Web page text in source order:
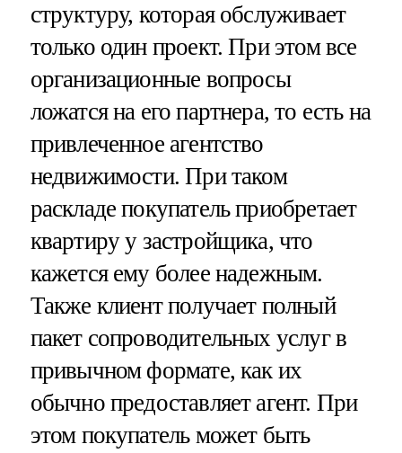
структуру, которая обслуживает
только один проект. При этом все
организационные вопросы
ложатся на его партнера, то есть на
привлеченное агентство
недвижимости. При таком
раскладе покупатель приобретает
квартиру у застройщика, что
кажется ему более надежным.
Также клиент получает полный
пакет сопроводительных услуг в
привычном формате, как их
обычно предоставляет агент. При
этом покупатель может быть